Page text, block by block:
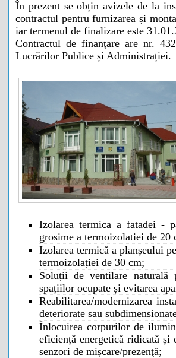
În prezent se obțin avizele de la
contractul pentru furnizarea și
iar termenul de finalizare este
Contractul de finanțare are nr.
Lucrărilor Publice și Administrației.
Izolarea termica a fatadei -
grosime a termoizolatiei de 20
Izolarea termică a planșeului
termoizolației de 30 cm;
Soluții de ventilare naturală
spațiilor ocupate și evitarea
Reabilitarea/modernizarea
deteriorate sau
Înlocuirea corpurilor de
eficiență energetică ridicată
senzori de mişcare/prezenţă;